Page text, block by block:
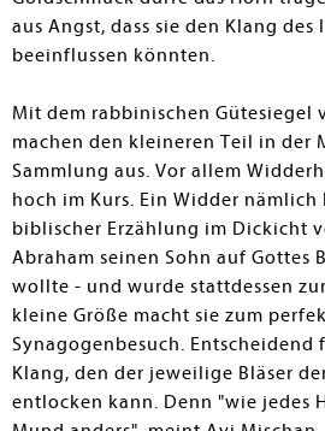
aus Angst, dass sie den Klang des
beeinflussen könnten.
Mit dem rabbinischen Gütesiegel
machen den kleineren Teil in der
Sammlung aus. Vor allem
hoch im Kurs. Ein Widder
biblischer Erzählung im Dickicht
Abraham seinen Sohn auf Gottes
wollte - und wurde stattdessen
kleine Größe macht sie zum
Synagogenbesuch. Entscheidend
Klang, den der jeweilige Bläser
entlocken kann. Denn "wie jedes